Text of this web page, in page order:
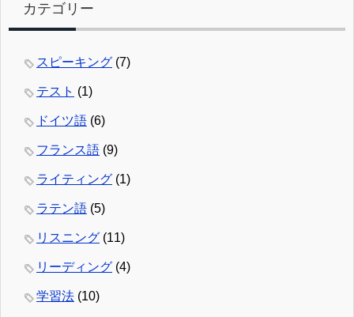
カテゴリー
スピーキング (7)
テスト (1)
ドイツ語 (6)
フランス語 (9)
ライティング (1)
ラテン語 (5)
リスニング (11)
リーディング (4)
学習法 (10)